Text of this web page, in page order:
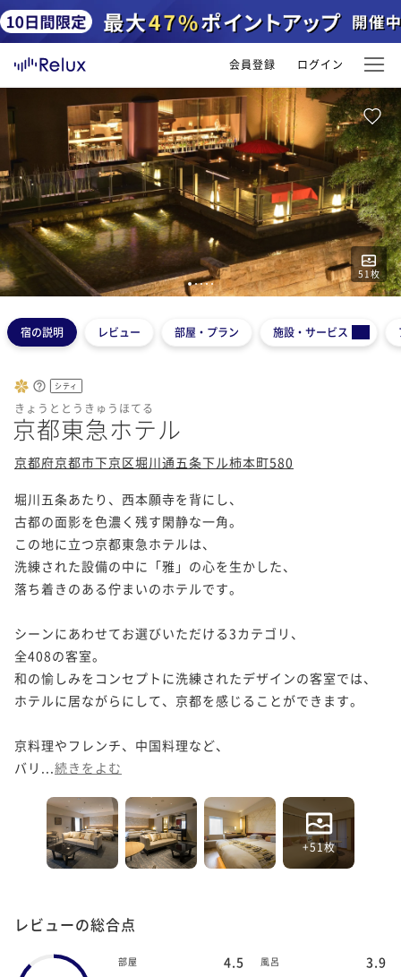
会員登録 ログイン
51枚
12345
宿の説明 レビュー 部屋・プラン 施設・サービス
シティ
きょうととうきゅうほてる
京都東急ホテル
京都府京都市下京区堀川通五条下ル柿本町580
堀川五条あたり、西本願寺を背にし、
古都の面影を色濃く残す閑静な一角。
この地に立つ京都東急ホテルは、
洗練された設備の中に「雅」の心を生かした、
落ち着きのある佇まいのホテルです。
シーンにあわせてお選びいただける3カテゴリ、
全408の客室。
和の愉しみをコンセプトに洗練されたデザインの客室では、
ホテルに居ながらにして、京都を感じることができます。
京料理やフレンチ、中国料理など、
バリ... 続きをよむ
+51枚
レビューの総合点
部屋 4.5 風呂 3.9